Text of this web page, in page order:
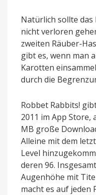
Natürlich sollte das
nicht verloren
zweiten Räuber-
gibt es, wenn man
Karotten
durch die
Robbet Rabbits!
2011 im App
MB große
Alleine mit dem
Level
deren 96.
Augenhöhe mit
macht es auf jeden